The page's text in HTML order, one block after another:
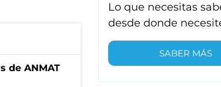
de ANMAT
Lo que necesitas
desde donde
SABER MÁS